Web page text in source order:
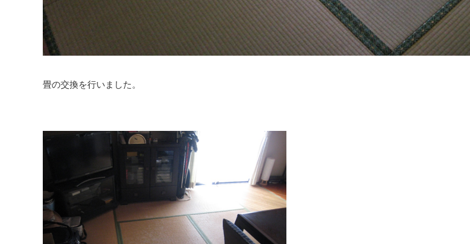
畳の交換を行いました。